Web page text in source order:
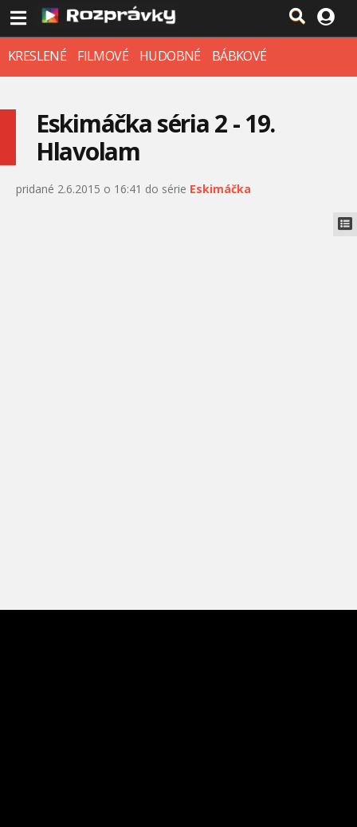
KRESLENÉ FILMOVÉ HUDOBNÉ BÁBKOVÉ
Eskimáčka séria 2 - 19.
Hlavolam
pridané 2.6.2015 o 16:41 do série Eskimáčka